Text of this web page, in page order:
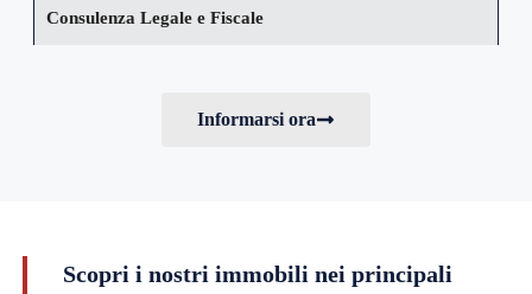
Consulenza Legale e Fiscale
Informarsi ora
Scopri i nostri immobili nei principali